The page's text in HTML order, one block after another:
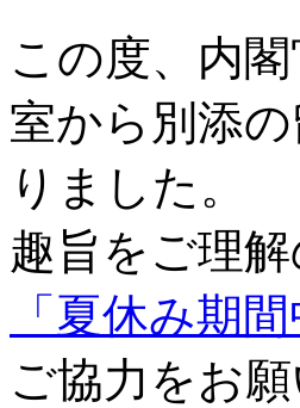
この度、内
室から別添
りました。
趣旨をご理
「夏休み期
ご協力をお